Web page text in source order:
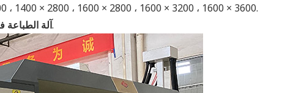
900 × 2000 ، 900 × 2400 ، 1200 × 2400 ، 1200 × 2800 ،
آلة الطباعةأقصى سرعة للآلة: 120 ~ 300 قطعة / دقيقة.